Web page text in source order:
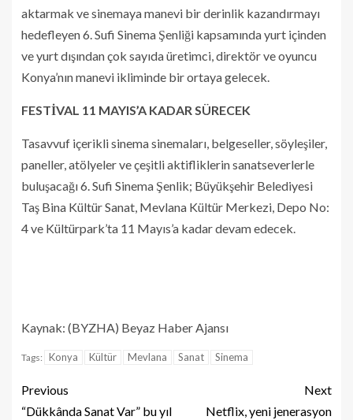
aktarmak ve sinemaya manevi bir derinlik kazandırmayı
hedefleyen 6. Sufi Sinema Şenliği kapsamında yurt içinden
ve yurt dışından çok sayıda üretimci, direktör ve oyuncu
Konya’nın manevi ikliminde bir ortaya gelecek.
FESTİVAL 11 MAYIS’A KADAR SÜRECEK
Tasavvuf içerikli sinema sinemaları, belgeseller, söyleşiler,
paneller, atölyeler ve çeşitli aktifliklerin sanatseverlerle
buluşacağı 6. Sufi Sinema Şenlik; Büyükşehir Belediyesi
Taş Bina Kültür Sanat, Mevlana Kültür Merkezi, Depo No:
4 ve Kültürpark’ta 11 Mayıs’a kadar devam edecek.
Kaynak: (BYZHA) Beyaz Haber Ajansı
Tags: Konya Kültür Mevlana Sanat Sinema
Previous
“Dükkânda Sanat Var” bu yıl
Next
Netflix, yeni jenerasyon